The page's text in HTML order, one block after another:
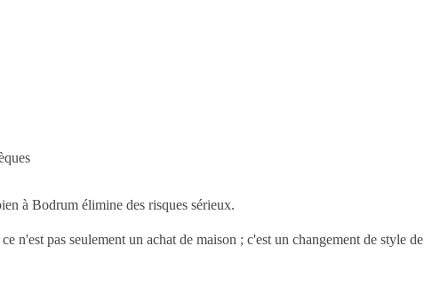
à Bodrum élimine des risques sérieux.
n'est pas seulement un achat de maison ; c'est un changement de style de